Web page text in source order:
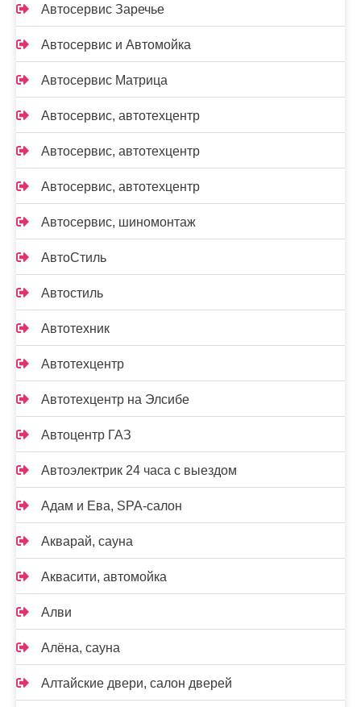
Автосервис Заречье
Автосервис и Автомойка
Автосервис Матрица
Автосервис, автотехцентр
Автосервис, автотехцентр
Автосервис, автотехцентр
Автосервис, шиномонтаж
АвтоСтиль
Автостиль
Автотехник
Автотехцентр
Автотехцентр на Элсибе
Автоцентр ГАЗ
Автоэлектрик 24 часа с выездом
Адам и Ева, SPA-салон
Акварай, сауна
Аквасити, автомойка
Алви
Алёна, сауна
Алтайские двери, салон дверей